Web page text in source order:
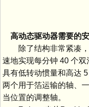
高动态驱动器需要的
除了结构非常紧凑，
速地实现每分钟 40 个
具有低转动惯量和高达
两个用于箔运输的轴、
当位置的调整轴。